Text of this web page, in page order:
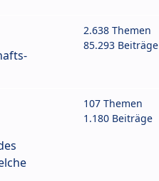
2.638 Themen
85.293 Beiträge
107 Themen
1.180 Beiträge